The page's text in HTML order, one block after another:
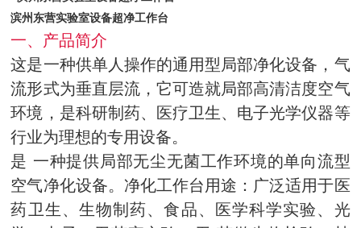
滨州东营实验室设备超净工作台
一、产品简介
这是一种供单人操作的通用型局部净化设备，气
流形式为垂直层流，它可造就局部高清洁度空气
环境，是科研制药、医疗卫生、电子光学仪器等
行业为理想的专用设备。
是 一种提供局部无尘无菌工作环境的单向流型
空气净化设备。净化工作台用途：广泛适用于医
药卫生、生物制药、食品、医学科学实验、光